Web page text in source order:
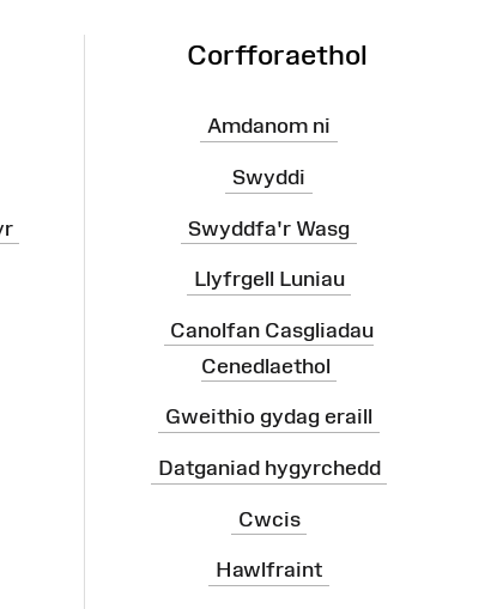
Corfforaethol
Amdanom ni
Swyddi
Swyddfa'r Wasg
Llyfrgell Luniau
Canolfan Casgliadau
Cenedlaethol
Gweithio gydag eraill
Datganiad hygyrchedd
Cwcis
Hawlfraint